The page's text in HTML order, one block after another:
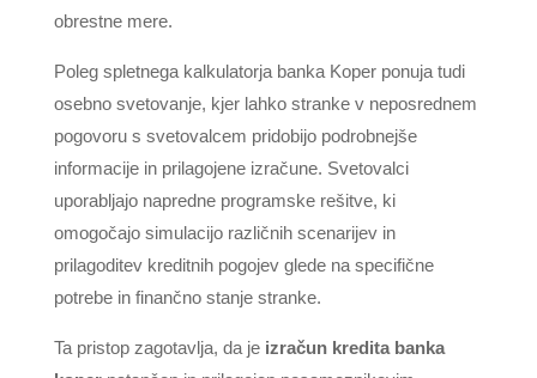
obrestne mere.
Poleg spletnega kalkulatorja banka Koper ponuja tudi
osebno svetovanje, kjer lahko stranke v neposrednem
pogovoru s svetovalcem pridobijo podrobnejše
informacije in prilagojene izračune. Svetovalci
uporabljajo napredne programske rešitve, ki
omogočajo simulacijo različnih scenarijev in
prilagoditev kreditnih pogojev glede na specifične
potrebe in finančno stanje stranke.
Ta pristop zagotavlja, da je izračun kredita banka